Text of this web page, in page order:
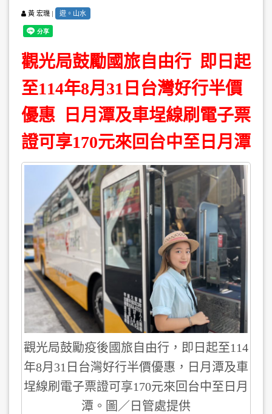
黃 宏璣 | 遊。山水
觀光局鼓勵國旅自由行 即日起
至114年8月31日台灣好行半價
優惠 日月潭及車埕線刷電子票
證可享170元來回台中至日月潭
觀光局鼓勵疫後國旅自由行，即日起至114
年8月31日台灣好行半價優惠，日月潭及車
埕線刷電子票證可享170元來回台中至日月
潭。圖／日管處提供